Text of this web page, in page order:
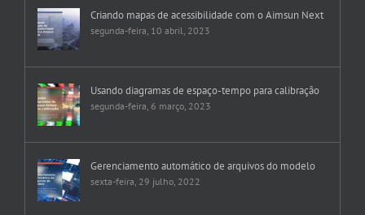
Criando mapas de acessibilidade com o Aimsun Next
segunda-feira, 10 abril, 2023
Usando diagramas de espaço-tempo para calibração
segunda-feira, 6 março, 2023
Gerenciamento automático de arquivos do modelo
sexta-feira, 29 julho, 2022